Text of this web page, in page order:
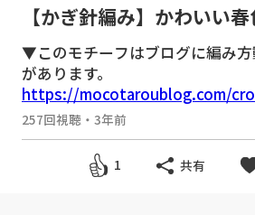
【かぎ針編み】かわいい
ッグ
▼このモチーフはブログに編み
があります。
https://mocotaroublog.com/
20902/
▼メランジトリコで編んだ作品
257回視聴 ・ 3年前
1 共有